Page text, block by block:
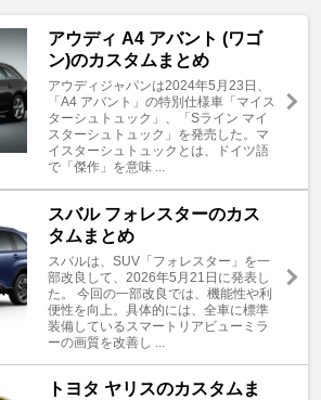
アウディ A4 アバント (ワゴ
ン)のカスタムまとめ
アウディジャパンは2024年5月23日、
「A4 アバント」の特別仕様車「マイス
ターシュトュック」、「Sライン マイ
スターシュトュック」を発売した。マ
イスターシュトュックとは、ドイツ語
で「傑作」を意味 ...
スバル フォレスターのカス
タムまとめ
スバルは、SUV「フォレスター」を一
部改良して、2026年5月21日に発表し
た。 今回の一部改良では、機能性や利
便性を向上。具体的には、全車に標準
装備しているスマートリアビューミラ
ーの画質を改善し ...
トヨタ ヤリスのカスタムま